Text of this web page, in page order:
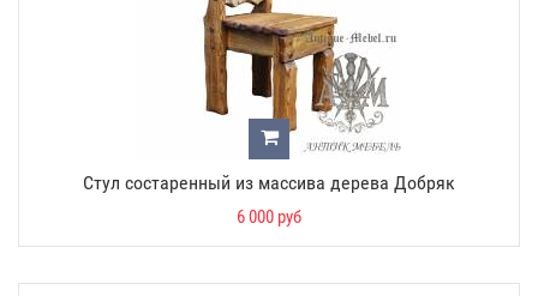
Стул состаренный из массива дерева Добряк
6 000 руб